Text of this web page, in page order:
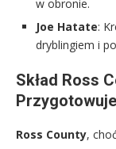
w obronie.
Joe Hatate:
dryblingiem i
Skład Ross
Ross County,